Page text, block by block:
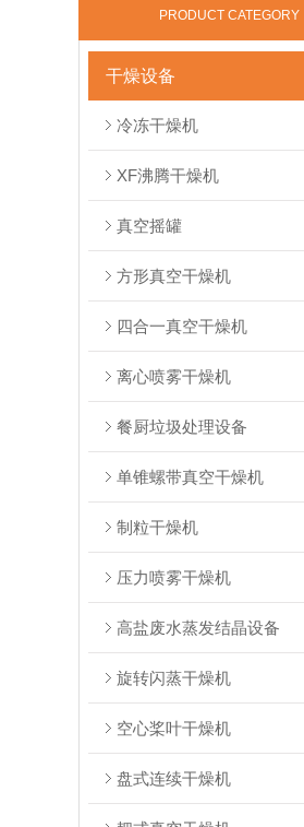
PRODUCT CATEGORY
干燥设备
冷冻干燥机
XF沸腾干燥机
真空摇罐
方形真空干燥机
四合一真空干燥机
离心喷雾干燥机
餐厨垃圾处理设备
单锥螺带真空干燥机
制粒干燥机
压力喷雾干燥机
高盐废水蒸发结晶设备
旋转闪蒸干燥机
空心桨叶干燥机
盘式连续干燥机